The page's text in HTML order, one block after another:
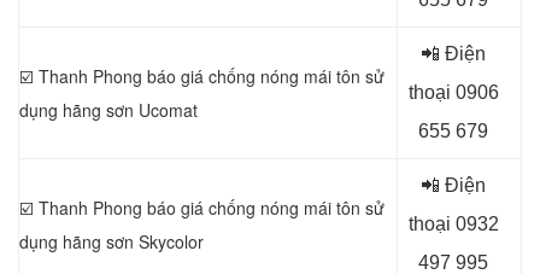
☑️ Thanh Phong báo giá chống nóng mái tôn sử
dụng hãng sơn Ucomat
📲 Điện
thoại 0906
655 679
☑️ Thanh Phong báo giá chống nóng mái tôn sử
dụng hãng sơn Skycolor
📲 Điện
thoại 0932
497 995